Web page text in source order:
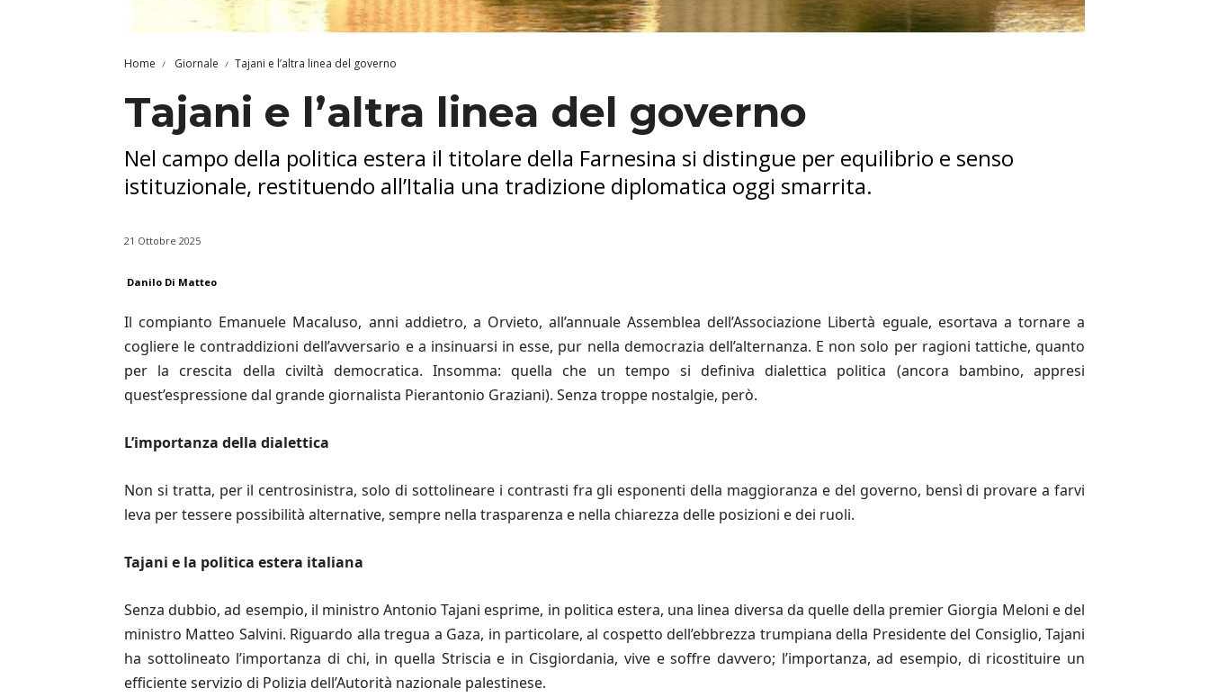
Home Giornale Tajani e l’altra linea del governo
Tajani e l’altra linea del governo
Nel campo della politica estera il titolare della Farnesina si distingue per equilibrio e senso
istituzionale, restituendo all’Italia una tradizione diplomatica oggi smarrita.
21 Ottobre 2025
Danilo Di Matteo
Il compianto Emanuele Macaluso, anni addietro, a Orvieto, all’annuale Assemblea dell’Associazione Libertà eguale, esortava a tornare a
cogliere le contraddizioni dell’avversario e a insinuarsi in esse, pur nella democrazia dell’alternanza. E non solo per ragioni tattiche, quanto
per la crescita della civiltà democratica. Insomma: quella che un tempo si definiva dialettica politica (ancora bambino, appresi
quest’espressione dal grande giornalista Pierantonio Graziani). Senza troppe nostalgie, però.
L’importanza della dialettica
Non si tratta, per il centrosinistra, solo di sottolineare i contrasti fra gli esponenti della maggioranza e del governo, bensì di provare a farvi
leva per tessere possibilità alternative, sempre nella trasparenza e nella chiarezza delle posizioni e dei ruoli.
Tajani e la politica estera italiana
Senza dubbio, ad esempio, il ministro Antonio Tajani esprime, in politica estera, una linea diversa da quelle della premier Giorgia Meloni e del
ministro Matteo Salvini. Riguardo alla tregua a Gaza, in particolare, al cospetto dell’ebbrezza trumpiana della Presidente del Consiglio, Tajani
ha sottolineato l’importanza di chi, in quella Striscia e in Cisgiordania, vive e soffre davvero; l’importanza, ad esempio, di ricostituire un
efficiente servizio di Polizia dell’Autorità nazionale palestinese.